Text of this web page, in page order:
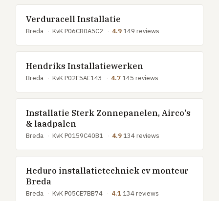
Verduracell Installatie
Breda · KvK P06CB0A5C2 · 4.9 149 reviews
Hendriks Installatiewerken
Breda · KvK P02F5AE143 · 4.7 145 reviews
Installatie Sterk Zonnepanelen, Airco's
& laadpalen
Breda · KvK P0159C40B1 · 4.9 134 reviews
Heduro installatietechniek cv monteur
Breda
Breda · KvK P05CE7BB74 · 4.1 134 reviews